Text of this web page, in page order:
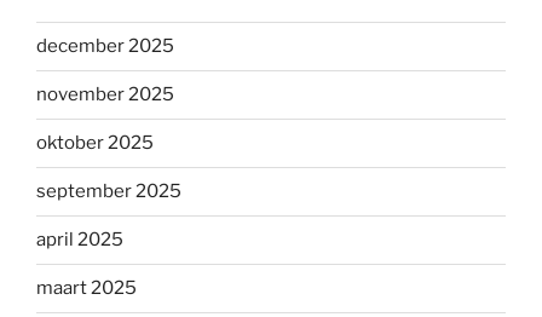
december 2025
november 2025
oktober 2025
september 2025
april 2025
maart 2025